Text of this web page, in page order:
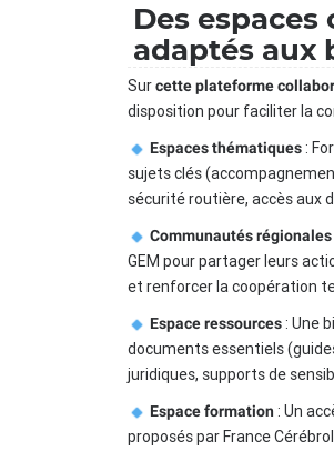
Des
adaptés aux
Surcette plateforme
disposition pour faciliter la
Espaces thématiques:
sujets clés
sécurité routière, accès aux
Communautés régionales
GEM pour partager leurs
et renforcer la coopération
Espace ressources: Une
documents essentiels
juridiques, supports de
Espace formation: Un
proposés par France